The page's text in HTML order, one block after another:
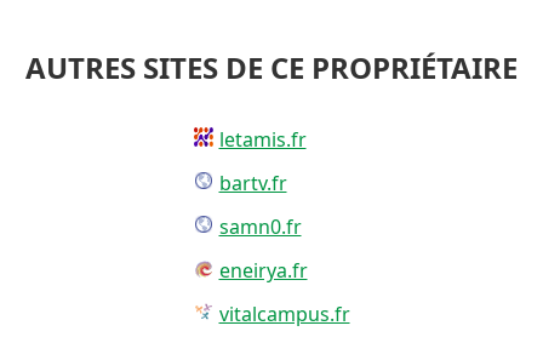
AUTRES SITES DE CE PROPRIÉTAIRE
letamis.fr
bartv.fr
samn0.fr
eneirya.fr
vitalcampus.fr